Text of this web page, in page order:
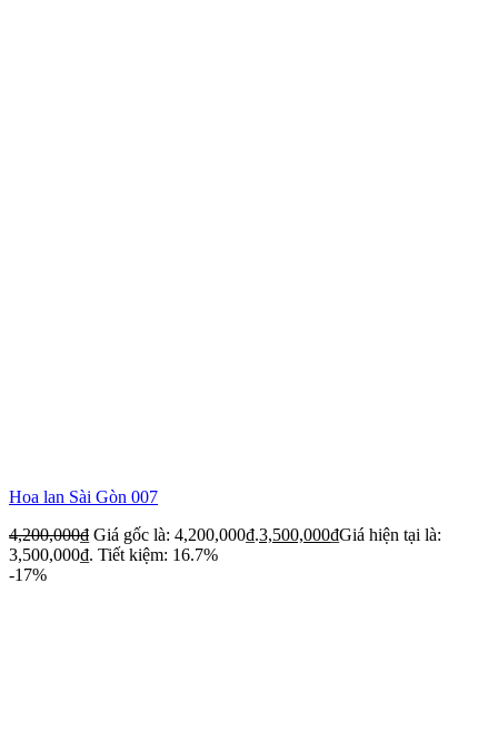
Hoa lan Sài Gòn 007
4,200,000₫ Giá gốc là: 4,200,000₫.3,500,000₫Giá hiện tại là:
3,500,000₫. Tiết kiệm: 16.7%
-17%